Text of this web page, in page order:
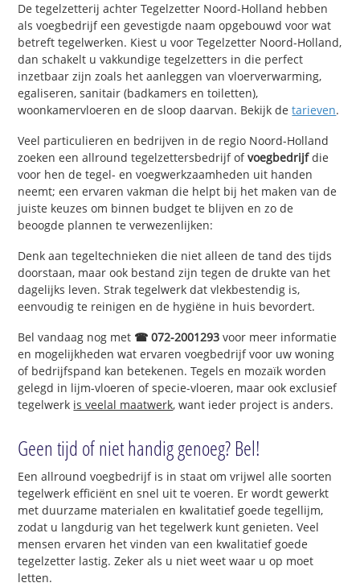
De tegelzetterij achter Tegelzetter Noord-Holland hebben
als voegbedrijf een gevestigde naam opgebouwd voor wat
betreft tegelwerken. Kiest u voor Tegelzetter Noord-Holland,
dan schakelt u vakkundige tegelzetters in die perfect
inzetbaar zijn zoals het aanleggen van vloerverwarming,
egaliseren, sanitair (badkamers en toiletten),
woonkamervloeren en de sloop daarvan. Bekijk detarieven.
Veel particulieren en bedrijven in de regio Noord-Holland
zoeken een allround tegelzettersbedrijf ofvoegbedrijfdie
voor hen de tegel- en voegwerkzaamheden uit handen
neemt; een ervaren vakman die helpt bij het maken van de
juiste keuzes om binnen budget te blijven en zo de
beoogde plannen te verwezenlijken:
Denk aan tegeltechnieken die niet alleen de tand des tijds
doorstaan, maar ook bestand zijn tegen de drukte van het
dagelijks leven. Strak tegelwerk dat vlekbestendig is,
eenvoudig te reinigen en de hygiëne in huis bevordert.
Bel vandaag nog met ☎ 072-2001293 voor meer informatie
en mogelijkheden wat ervaren voegbedrijf voor uw woning
of bedrijfspand kan betekenen. Tegels en mozaïk worden
gelegd in lijm-vloeren of specie-vloeren, maar ook exclusief
tegelwerk is veelal maatwerk, want ieder project is anders.
Geen tijd of niet handig genoeg? Bel!
Een allround voegbedrijf is in staat om vrijwel alle soorten
tegelwerk efficiënt en snel uit te voeren. Er wordt gewerkt
met duurzame materialen en kwalitatief goede tegellijm,
zodat u langdurig van het tegelwerk kunt genieten. Veel
mensen ervaren het vinden van een kwalitatief goede
tegelzetter lastig. Zeker als u niet weet waar u op moet
letten.